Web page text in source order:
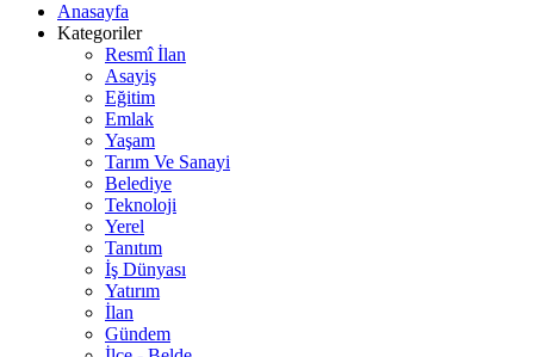
Anasayfa
Kategoriler
Resmî İlan
Asayiş
Eğitim
Emlak
Yaşam
Tarım Ve Sanayi
Belediye
Teknoloji
Yerel
Tanıtım
İş Dünyası
Yatırım
İlan
Gündem